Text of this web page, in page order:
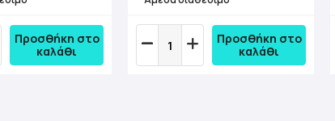
Προσθήκη στο
καλάθι
Προσθήκη στο
καλάθι